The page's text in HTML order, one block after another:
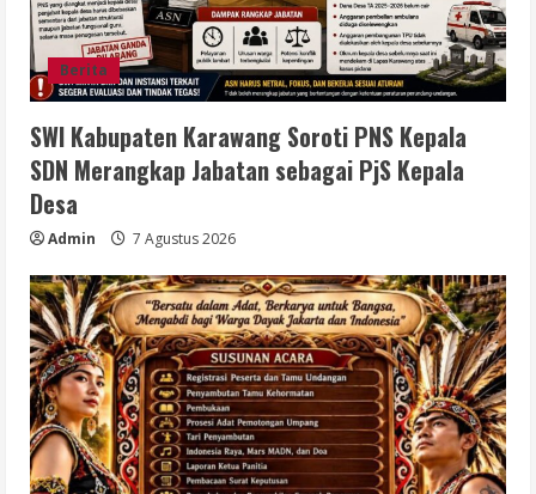
Berita
SWI Kabupaten Karawang Soroti PNS Kepala
SDN Merangkap Jabatan sebagai PjS Kepala
Desa
Admin 7 Agustus 2026